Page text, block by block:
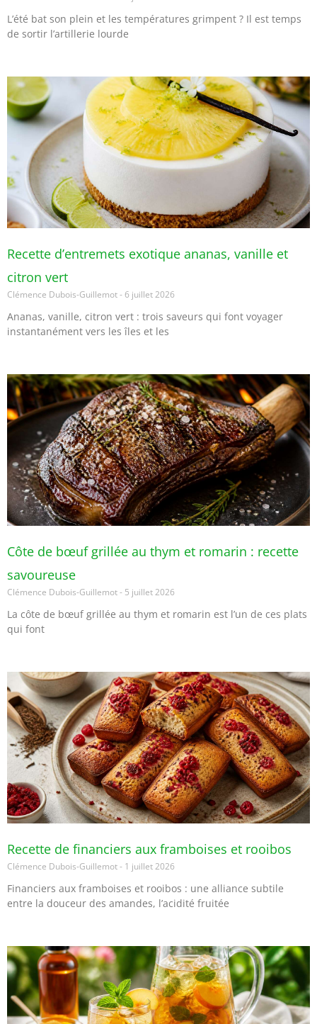
L’été bat son plein et les températures grimpent ? Il est temps
de sortir l’artillerie lourde
Recette d’entremets exotique ananas, vanille et
citron vert
Clémence Dubois-Guillemot 6 juillet 2026
Ananas, vanille, citron vert : trois saveurs qui font voyager
instantanément vers les îles et les
Côte de bœuf grillée au thym et romarin : recette
savoureuse
Clémence Dubois-Guillemot 5 juillet 2026
La côte de bœuf grillée au thym et romarin est l’un de ces plats
qui font
Recette de financiers aux framboises et rooibos
Clémence Dubois-Guillemot 1 juillet 2026
Financiers aux framboises et rooibos : une alliance subtile
entre la douceur des amandes, l’acidité fruitée